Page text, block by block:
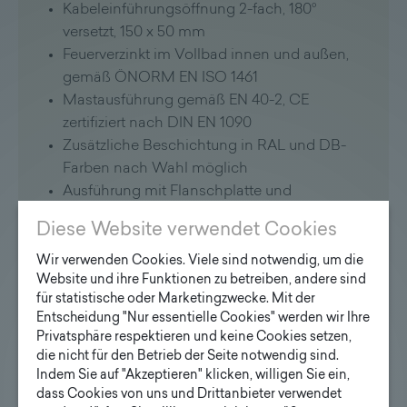
Kabeleinführungsöffnung 2-fach, 180°
versetzt, 150 x 50 mm
Feuerverzinkt im Vollbad innen und außen,
gemäß ÖNORM EN ISO 1461
Mastausführung gemäß EN 40-2, CE
zertifiziert nach DIN EN 1090
Zusätzliche Beschichtung in RAL und DB-
Farben nach Wahl möglich
Ausführung mit Flanschplatte und
Anwendung:
Geignet für die Montage aller handelsüblichen
Leuchten.
Wir stellen Ihnen hier bald weitere
Informationen zum Download zur Verfügung:
Diese Website verwendet Cookies
Wir verwenden Cookies. Viele sind notwendig, um die
Website und ihre Funktionen zu betreiben, andere sind
für statistische oder Marketingzwecke. Mit der
Entscheidung "Nur essentielle Cookies" werden wir Ihre
Privatsphäre respektieren und keine Cookies setzen,
die nicht für den Betrieb der Seite notwendig sind.
Indem Sie auf "Akzeptieren" klicken, willigen Sie ein,
dass Cookies von uns und Drittanbieter verwendet